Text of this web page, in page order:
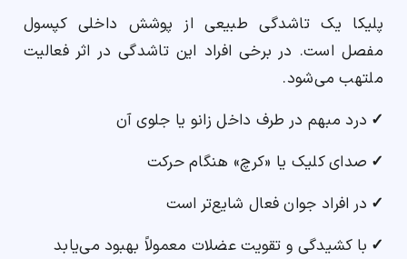
پلیکا یک تاشدگی طبیعی از پوشش داخلی کپسول
مفصل است. در برخی افراد این تاشدگی در اثر فعالیت
ملتهب می‌شود.
✓ درد مبهم در طرف داخل زانو یا جلوی آن
✓ صدای کلیک یا «کرچ» هنگام حرکت
✓ در افراد جوان فعال شایع‌تر است
✓ با کشیدگی و تقویت عضلات معمولاً بهبود می‌یابد